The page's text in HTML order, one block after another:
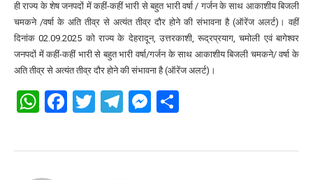
ही राज्य के शेष जनपदों में कहीं-कहीं भारी से बहुत भारी वर्षा / गर्जन के साथ आकाशीय बिजली
चमकने /वर्षा के अति तीव्र से अत्यंत तीव्र दौर होने की संभावना है (ऑरेंज अलर्ट)। वहीं
दिनांक 02.09.2025 को राज्य के देहरादून, उत्तरकाशी, रूद्रप्रयाग, चमोली एवं बागेश्वर
जनपदों में कहीं-कहीं भारी से बहुत भारी वर्षा/गर्जन के साथ आकाशीय बिजली चमकने/ वर्षा के
अति तीव्र से अत्यंत तीव्र दौर होने की संभावना है (ऑरेंज अलर्ट)।
WhatsApp
Facebook
Twitter
Telegram
Messenger